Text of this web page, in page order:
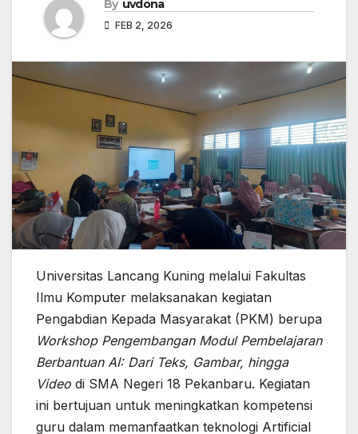
By uvdona
FEB 2, 2026
Universitas Lancang Kuning melalui Fakultas
Ilmu Komputer melaksanakan kegiatan
Pengabdian Kepada Masyarakat (PKM) berupa
Workshop Pengembangan Modul Pembelajaran
Berbantuan AI: Dari Teks, Gambar, hingga
Video di SMA Negeri 18 Pekanbaru. Kegiatan
ini bertujuan untuk meningkatkan kompetensi
guru dalam memanfaatkan teknologi Artificial